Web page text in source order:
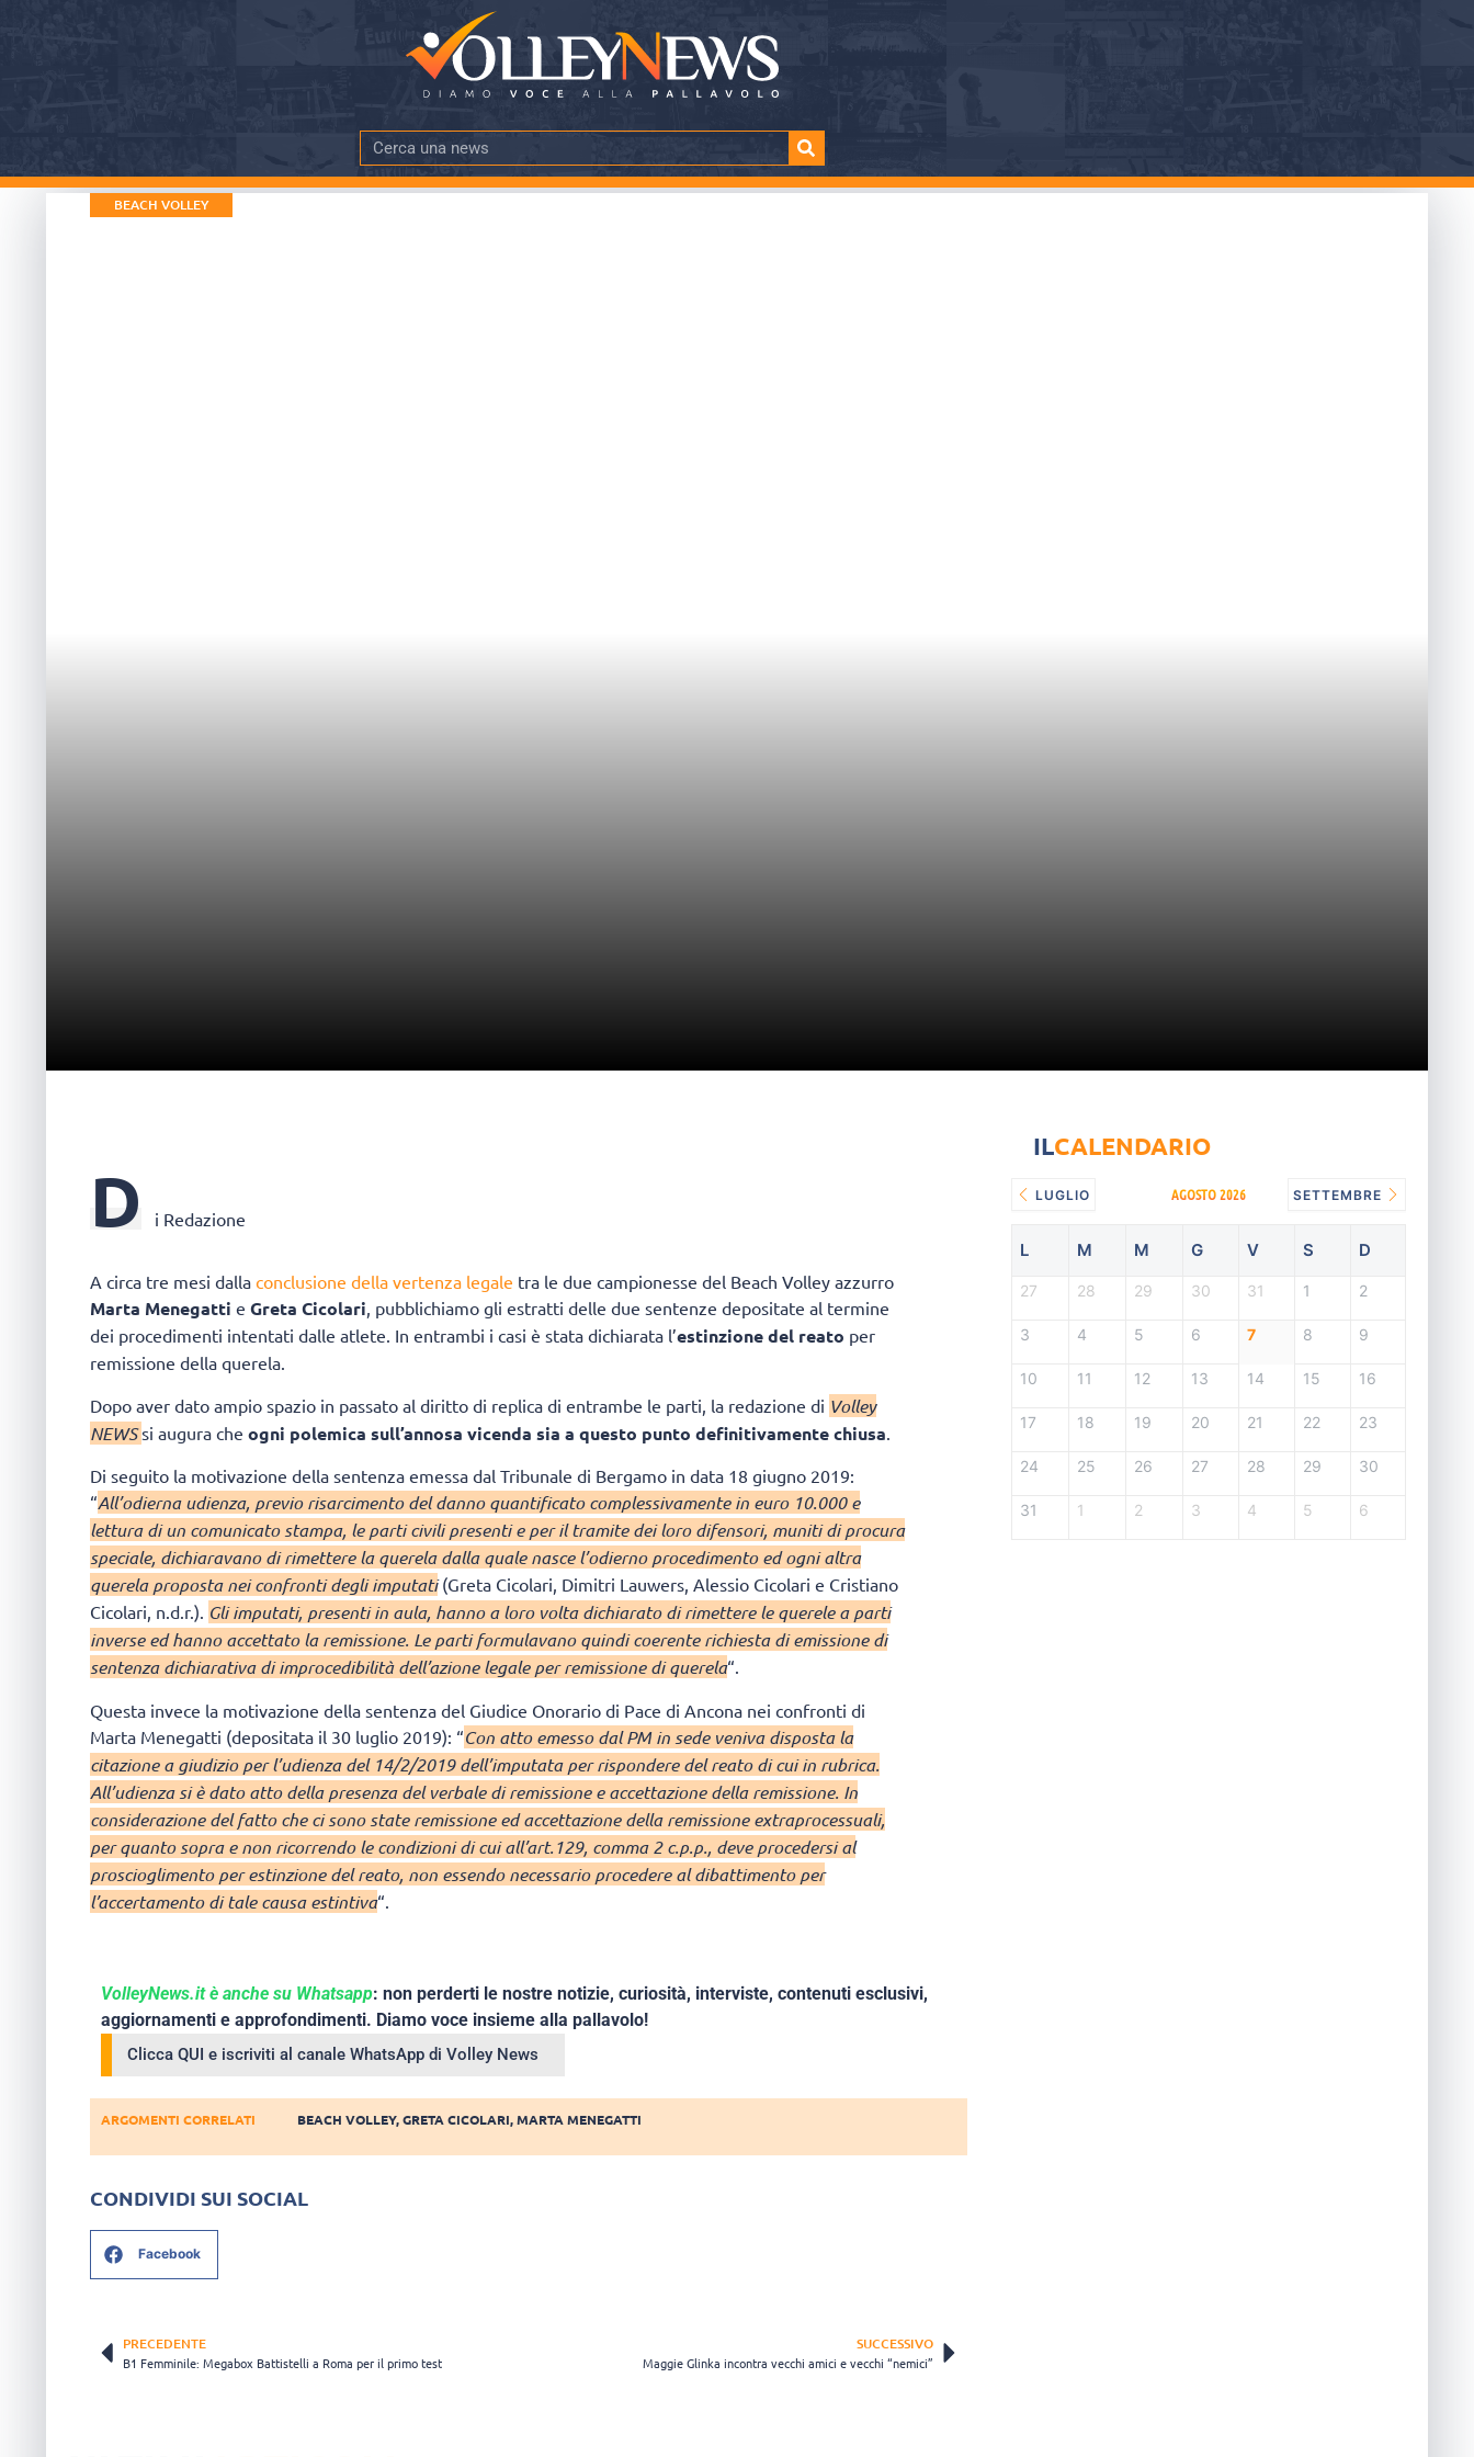
BEACH VOLLEY
D i Redazione
A circa tre mesi dalla conclusione della vertenza legale tra le due campionesse del Beach Volley azzurro
Marta Menegatti e Greta Cicolari, pubblichiamo gli estratti delle due sentenze depositate al termine
dei procedimenti intentati dalle atlete. In entrambi i casi è stata dichiarata l’estinzione del reato per
remissione della querela.
Dopo aver dato ampio spazio in passato al diritto di replica di entrambe le parti, la redazione di Volley
NEWSsi augura che ogni polemica sull’annosa vicenda sia a questo punto definitivamente chiusa
Di seguito la motivazione della sentenza emessa dal Tribunale di Bergamo in data 18 giugno 2019:
“All’odierna udienza, previo risarcimento del danno quantificato complessivamente in euro 10.000 e
lettura di un comunicato stampa, le parti civili presenti e per il tramite dei loro difensori, muniti di procura
speciale, dichiaravano di rimettere la querela dalla quale nasce l’odierno procedimento ed ogni altra
querela proposta nei confronti degli imputati(Greta Cicolari, Dimitri Lauwers, Alessio Cicolari e Cristiano
Cicolari, n.d.r.). Gli imputati, presenti in aula, hanno a loro volta dichiarato di rimettere le querele a parti
inverse ed hanno accettato la remissione. Le parti formulavano quindi coerente richiesta di emissione di
sentenza dichiarativa di improcedibilità dell’azione legale per remissione di querela“.
Questa invece la motivazione della sentenza del Giudice Onorario di Pace di Ancona nei confronti di
Marta Menegatti (depositata il 30 luglio 2019): “Con atto emesso dal PM in sede veniva disposta la
citazione a giudizio per l’udienza del 14/2/2019 dell’imputata per rispondere del reato di cui in rubrica.
All’udienza si è dato atto della presenza del verbale di remissione e accettazione della remissione. In
considerazione del fatto che ci sono state remissione ed accettazione della remissione extraprocessuali,
per quanto sopra e non ricorrendo le condizioni di cui all’art.129, comma 2 c.p.p., deve procedersi al
proscioglimento per estinzione del reato, non essendo necessario procedere al dibattimento per
l’accertamento di tale causa estintiva“.
VolleyNews.it è anche su Whatsapp: non perderti le nostre notizie, curiosità, interviste, contenuti esclusivi,
aggiornamenti e approfondimenti. Diamo voce insieme alla pallavolo!
Clicca QUI e iscriviti al canale WhatsApp di Volley News
ARGOMENTI CORRELATI BEACH VOLLEY,GRETA CICOLARI,MARTA MENEGATTI
CONDIVIDI SUI SOCIAL
Facebook
PRECEDENTE
B1 Femminile: Megabox Battistelli a Roma per il primo test
SUCCESSIVO
Maggie Glinka incontra vecchi amici e vecchi “nemici”
ILCALENDARIO
LUGLIO AGOSTO 2026 SETTEMBRE
L M M G V S D
27 28 29 30 31 1 2
3 4 5 6 7 8 9
10 11 12 13 14 15 16
17 18 19 20 21 22 23
24 25 26 27 28 29 30
31 1 2 3 4 5 6